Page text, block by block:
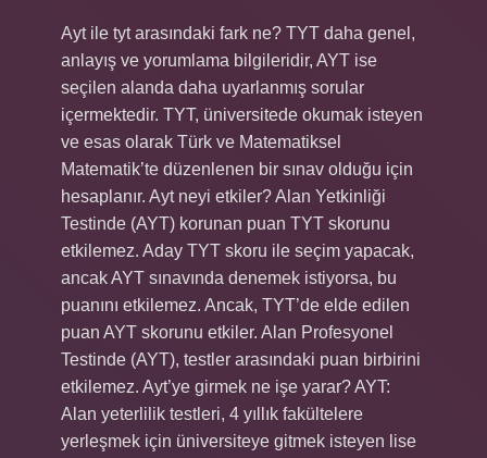
Ayt ile tyt arasındaki fark ne? TYT daha genel,
anlayış ve yorumlama bilgileridir, AYT ise
seçilen alanda daha uyarlanmış sorular
içermektedir. TYT, üniversitede okumak isteyen
ve esas olarak Türk ve Matematiksel
Matematik’te düzenlenen bir sınav olduğu için
hesaplanır. Ayt neyi etkiler? Alan Yetkinliği
Testinde (AYT) korunan puan TYT skorunu
etkilemez. Aday TYT skoru ile seçim yapacak,
ancak AYT sınavında denemek istiyorsa, bu
puanını etkilemez. Ancak, TYT’de elde edilen
puan AYT skorunu etkiler. Alan Profesyonel
Testinde (AYT), testler arasındaki puan birbirini
etkilemez. Ayt’ye girmek ne işe yarar? AYT:
Alan yeterlilik testleri, 4 yıllık fakültelere
yerleşmek için üniversiteye gitmek isteyen lise